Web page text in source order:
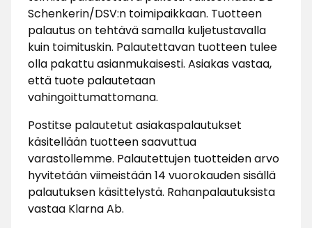
Schenkerin/DSV:n toimipaikkaan. Tuotteen
palautus on tehtävä samalla kuljetustavalla
kuin toimituskin. Palautettavan tuotteen tulee
olla pakattu asianmukaisesti. Asiakas vastaa,
että tuote palautetaan
vahingoittumattomana.
Postitse palautetut asiakaspalautukset
käsitellään tuotteen saavuttua
varastollemme. Palautettujen tuotteiden arvo
hyvitetään viimeistään 14 vuorokauden sisällä
palautuksen käsittelystä. Rahanpalautuksista
vastaa Klarna Ab.